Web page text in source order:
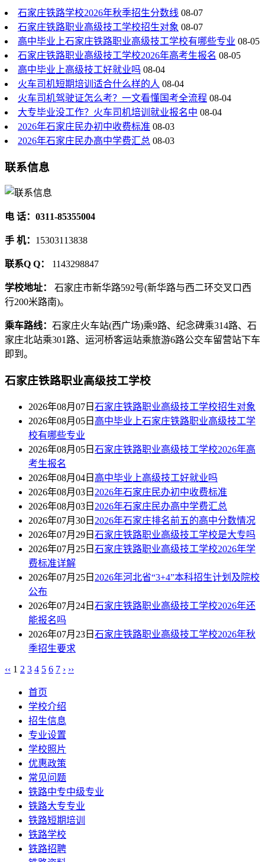
石家庄铁路学校2026年秋季招生分数线 08-07
石家庄铁路职业高级技工学校招生对象 08-07
高中毕业上石家庄铁路职业高级技工学校有哪些专业 08-05
石家庄铁路职业高级技工学校2026年高考生报名 08-05
高中毕业上高级技工好就业吗 08-04
火车司机短期培训适合什么样的人 08-04
火车司机驾驶证怎么考？一文看懂国考全流程 08-04
大专毕业没工作？火车司机培训就业报名中 08-04
2026年石家庄民办初中收费标准 08-03
2026年石家庄民办高中学费汇总 08-03
联系信息
电 话：0311-85355004
手 机： 15303113838
联系Q Q： 1143298847
学校地址： 石家庄市新华路592号(新华路与西二环交叉口西
行200米路南)。
乘车路线： 石家庄火车站(西广场)乘9路、纪念碑乘314路、石
家庄北站乘301路、运河桥客运站乘旅游6路公交车留营站下车
即到。
石家庄铁路职业高级技工学校
2026年08月07日 石家庄铁路职业高级技工学校招生对象
2026年08月05日 高中毕业上石家庄铁路职业高级技工学
校有哪些专业
2026年08月05日 石家庄铁路职业高级技工学校2026年高
考生报名
2026年08月04日 高中毕业上高级技工好就业吗
2026年08月03日 2026年石家庄民办初中收费标准
2026年08月03日 2026年石家庄民办高中学费汇总
2026年07月30日 2026年石家庄排名前五的高中分数情况
2026年07月29日 石家庄铁路职业高级技工学校是大专吗
2026年07月25日 石家庄铁路职业高级技工学校2026年学
费标准详解
2026年07月25日 2026年河北省“3+4”本科招生计划及院校
公布
2026年07月24日 石家庄铁路职业高级技工学校2026年还
能报名吗
2026年07月23日 石家庄铁路职业高级技工学校2026年秋
季招生要求
‹‹ 1 2 3 4 5 6 7 › ››
首页
学校介绍
招生信息
专业设置
学校照片
优惠政策
常见问题
铁路中专中级专业
铁路大专专业
铁路短期培训
铁路学校
铁路招聘